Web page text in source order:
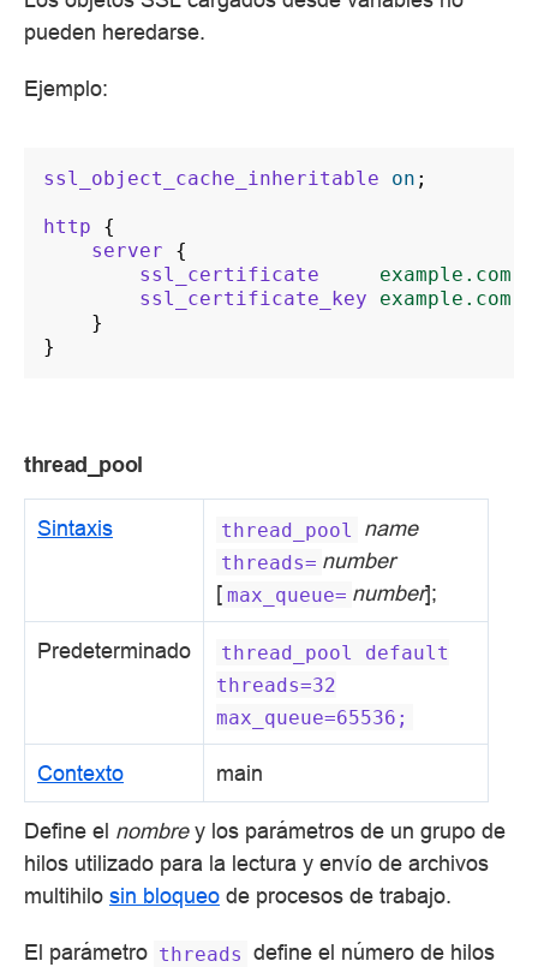
pueden heredarse.
Ejemplo:
ssl_object_cache_inheritable on ;
http
{
server
{
ssl_certificate
ssl_certificate_key
}
}
thread_pool
Sintaxis thread_pool name
threads= number
[ max_queue= number];
Predeterminado thread_pool
default
threads=32
max_queue=65536;
Contexto main
Define el nombrey los parámetros de un grupo de
hilos utilizado para la lectura y envío de archivos
multihilo sin bloqueo de procesos de trabajo.
El parámetro threads define el número de hilos